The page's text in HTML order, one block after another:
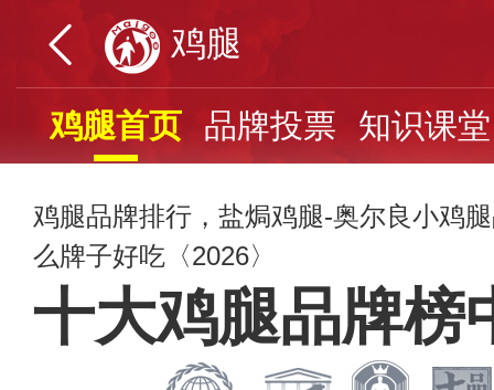
鸡腿
鸡腿首页 品牌投票 知识课堂
鸡腿品牌排行，盐焗鸡腿-奥尔良小鸡
么牌子好吃〈2026〉
十大鸡腿品牌榜